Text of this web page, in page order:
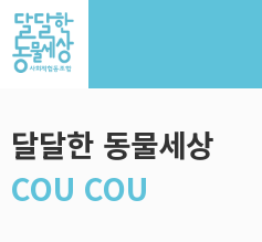
달달한 동물세상
COU COU